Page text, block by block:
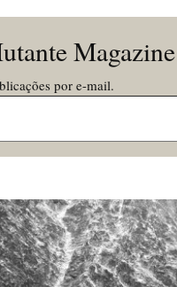
Magazine
por e-mail.